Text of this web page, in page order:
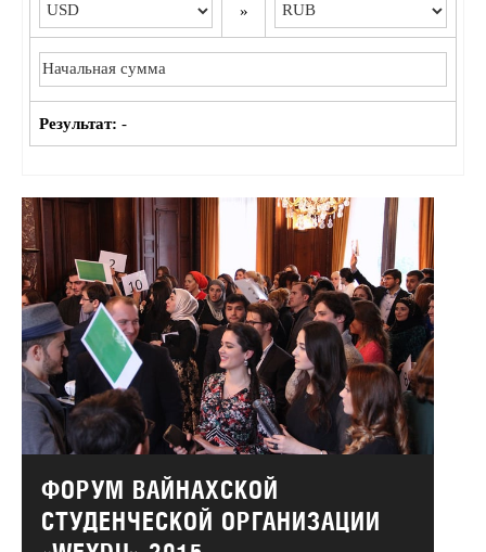
»
Результат: -
ФОРУМ ВАЙНАХСКОЙ
СТУДЕНЧЕСКОЙ ОРГАНИЗАЦИИ